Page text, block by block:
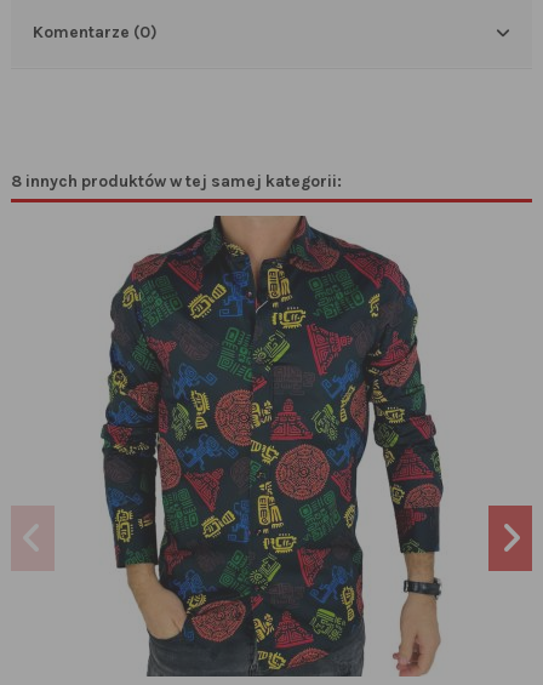
Komentarze (0)
8 innych produktów w tej samej kategorii: